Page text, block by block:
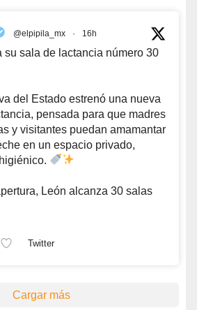
@elpipila_mx · 16h
su sala de lactancia número 30
del Estado estrenó una nueva
pensada para que madres
y visitantes puedan amamantar
en un espacio privado,
León alcanza 30 salas
Twitter
Cargar más